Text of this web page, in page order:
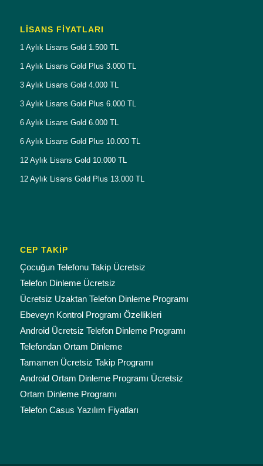
LISANS FIYATLARI
1 Aylık Lisans Gold 1.500 TL
1 Aylık Lisans Gold Plus 3.000 TL
3 Aylık Lisans Gold 4.000 TL
3 Aylık Lisans Gold Plus 6.000 TL
6 Aylık Lisans Gold 6.000 TL
6 Aylık Lisans Gold Plus 10.000 TL
12 Aylık Lisans Gold 10.000 TL
12 Aylık Lisans Gold Plus 13.000 TL
CEP TAKİP
Çocuğun Telefonu Takip Ücretsiz
Telefon Dinleme Ücretsiz
Ücretsiz Uzaktan Telefon Dinleme Programı
Ebeveyn Kontrol Programı Özellikleri
Android Ücretsiz Telefon Dinleme Programı
Telefondan Ortam Dinleme
Tamamen Ücretsiz Takip Programı
Android Ortam Dinleme Programı Ücretsiz
Ortam Dinleme Programı
Telefon Casus Yazılım Fiyatları